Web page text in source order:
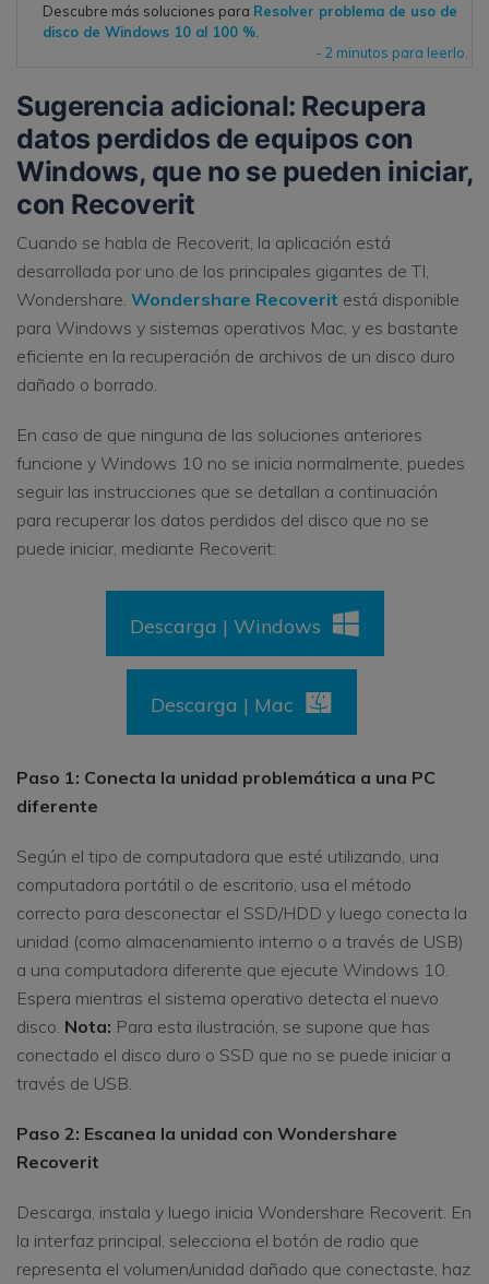
Descubre más soluciones para Resolver problema de uso de
disco de Windows 10 al 100 %
- 2 minutos para leerlo.
Sugerencia adicional: Recupera
datos perdidos de equipos con
Windows, que no se pueden iniciar,
con Recoverit
Cuando se habla de Recoverit, la aplicación está
desarrollada por uno de los principales gigantes de TI,
Wondershare. Wondershare Recoverit está disponible
para Windows y sistemas operativos Mac, y es bastante
eficiente en la recuperación de archivos de un disco duro
dañado o borrado.
En caso de que ninguna de las soluciones anteriores
funcione y Windows 10 no se inicia normalmente, puedes
seguir las instrucciones que se detallan a continuación
para recuperar los datos perdidos del disco que no se
puede iniciar, mediante Recoverit:
Descarga | Windows
Descarga | Mac
Paso 1: Conecta la unidad problemática a una PC
diferente
Según el tipo de computadora que esté utilizando, una
computadora portátil o de escritorio, usa el método
correcto para desconectar el SSD/HDD y luego conecta la
unidad (como almacenamiento interno o a través de USB)
a una computadora diferente que ejecute Windows 10.
Espera mientras el sistema operativo detecta el nuevo
disco. Nota: Para esta ilustración, se supone que has
conectado el disco duro o SSD que no se puede iniciar a
través de USB.
Paso 2: Escanea la unidad con Wondershare
Recoverit
Descarga, instala y luego inicia Wondershare Recoverit. En
la interfaz principal, selecciona el botón de radio que
representa el volumen/unidad dañado que conectaste, haz